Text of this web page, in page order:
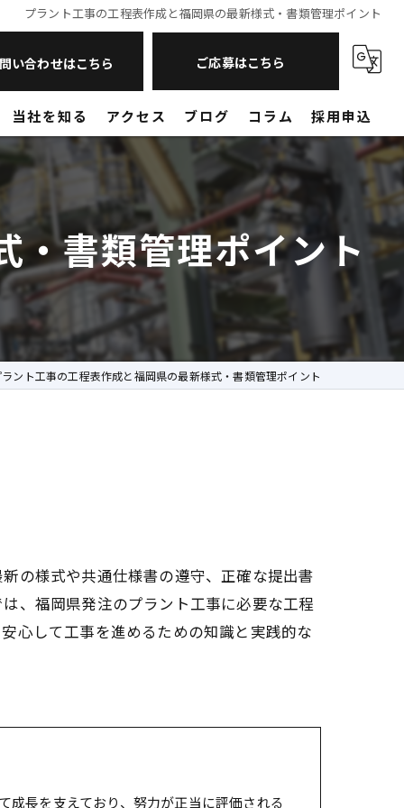
プラント工事の工程表作成と福岡県の最新様式・書類管理ポイント
い合わせはこちら ご応募はこちら
当社を知る
現場作業員
営業
未経験
転職
山口のプラント工事
アクセス ブログ コラム 採用申込
・書類管理ポイント
ント工事の工程表作成と福岡県の最新様式・書類管理ポイント
の様式や共通仕様書の遵守、正確な提出書
、福岡県発注のプラント工事に必要な工程
心して工事を進めるための知識と実践的な
成長を支えており、努力が正当に評価される